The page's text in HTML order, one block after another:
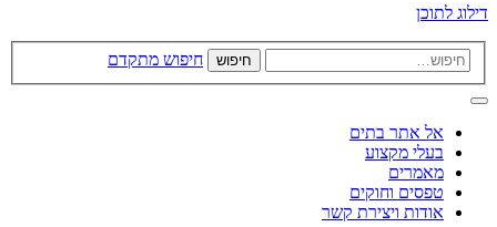
דילוג לתוכן
חיפוש חיפוש מתקדם
אל אתר בתים
בעלי מקצוע
מאמרים
טפסים וחוקים
אודות ויצירת קשר